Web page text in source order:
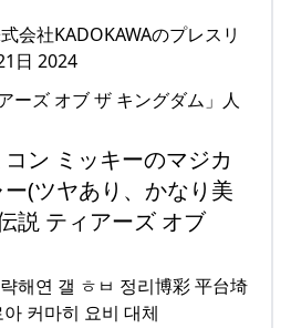
アキン 攻略
ーズ オブ ザ キングダム」人
ン ミッキーのマジカ
(ツヤあり、かなり美
説 ティアーズ オブ
해연 갤 ㅎㅂ 정리博彩 平台埼
커마히 요비 대체